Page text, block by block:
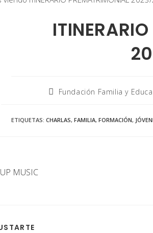
Fundación Familia y
ETIQUETAS: CHARLAS, FAMILIA, FORMACIÓN,
MUSIC